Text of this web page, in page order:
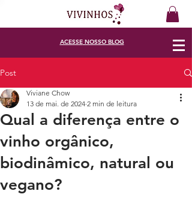
ACESSENOSSO BLOG
Post
Qual a diferença entre o
vinho orgânico,
biodinâmico, natural ou
vegano?
Viviane Chow
13 de mai. de 2024 2 min de leitura